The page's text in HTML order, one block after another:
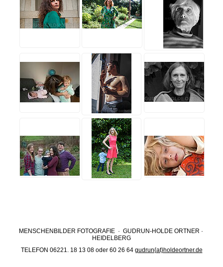
MENSCHENBILDER FOTOGRAFIE · GUDRUN-HOLDE ORTNER ·
HEIDELBERG
TELEFON 06221. 18 13 08 oder 60 26 64 gudrun{at}holdeortner.de